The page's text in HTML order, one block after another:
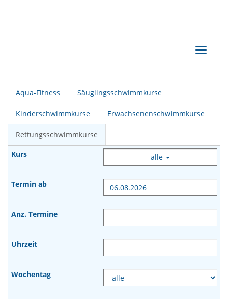
Aqua-Fitness Säuglingsschwimmkurse
Kinderschwimmkurse Erwachsenenschwimmkurse
Rettungsschwimmkurse
alle